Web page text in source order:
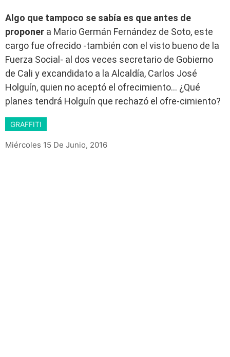
Algo que tampoco se sabía es que antes de
proponer a Mario Germán Fernández de Soto, este
cargo fue ofrecido -también con el visto bueno de la
Fuerza Social- al dos veces secretario de Gobierno
de Cali y excandidato a la Alcaldía, Carlos José
Holguín, quien no aceptó el ofrecimiento… ¿Qué
planes tendrá Holguín que rechazó el ofre-cimiento?
GRAFFITI
Miércoles 15 De Junio, 2016